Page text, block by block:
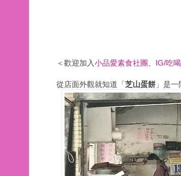
＜歡迎加入小品愛素食社團 IG/吃
從店面外觀就知道「芝山蛋餅 」是